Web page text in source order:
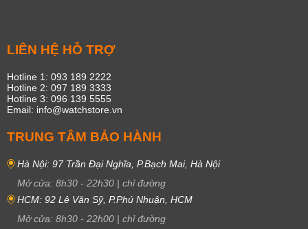
LIÊN HỆ HỖ TRỢ
Hotline 1: 093 189 2222
Hotline 2: 097 189 3333
Hotline 3: 096 139 5555
Email: info@watchstore.vn
TRUNG TÂM BẢO HÀNH
Hà Nội: 97 Trần Đại Nghĩa, P.Bạch Mai, Hà Nội
Mở cửa: 8h30 - 22h30 | chỉ đường
HCM: 92 Lê Văn Sỹ, P.Phú Nhuận, HCM
Mở cửa: 8h30 - 22h00 | chỉ đường